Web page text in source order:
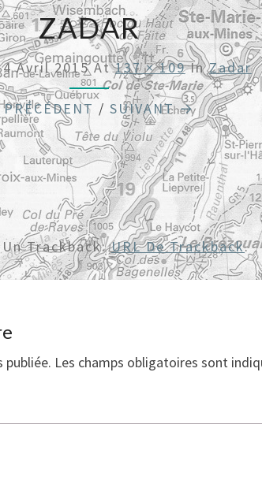
ZADAR
4 Avril 2015At137 × 109InZadar
/ SUIVANT →
Trackback:URL De Trackback.
publiée. Les champs obligatoires sont